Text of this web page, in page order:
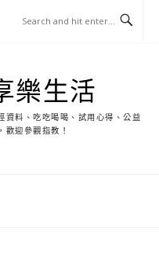
樂生活
資料、吃吃喝喝、試用心得、公益
歡迎參觀指教！